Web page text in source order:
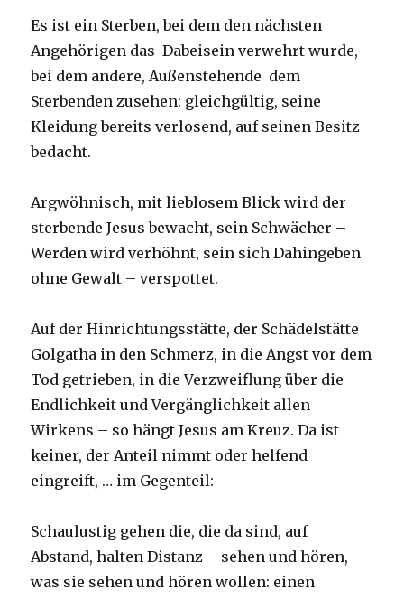
Es ist ein Sterben, bei dem den nächsten
Angehörigen das Dabeisein verwehrt wurde,
bei dem andere, Außenstehende dem
Sterbenden zusehen: gleichgültig, seine
Kleidung bereits verlosend, auf seinen Besitz
bedacht.
Argwöhnisch, mit lieblosem Blick wird der
sterbende Jesus bewacht, sein Schwächer –
Werden wird verhöhnt, sein sich Dahingeben
ohne Gewalt – verspottet.
Auf der Hinrichtungsstätte, der Schädelstätte
Golgatha in den Schmerz, in die Angst vor dem
Tod getrieben, in die Verzweiflung über die
Endlichkeit und Vergänglichkeit allen
Wirkens – so hängt Jesus am Kreuz. Da ist
keiner, der Anteil nimmt oder helfend
eingreift, … im Gegenteil:
Schaulustig gehen die, die da sind, auf
Abstand, halten Distanz – sehen und hören,
was sie sehen und hören wollen: einen